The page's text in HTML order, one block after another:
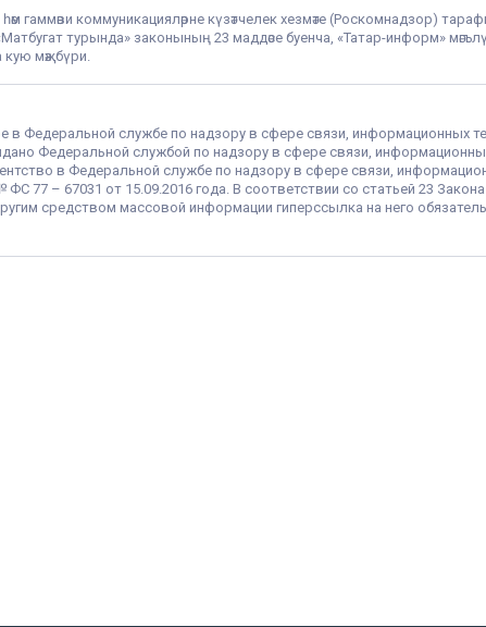
гаммәви коммуникацияләрне күзәтчелек хезмәте (Роскомнадзор)
турында» законының 23 маддәсе буенча, «Татар-информ»
мәҗбүри.
в Федеральной службе по надзору в сфере связи, информационных
Федеральной службой по надзору в сфере связи,
в Федеральной службе по надзору в сфере связи,
77 – 67031 от 15.09.2016 года. В соответствии со статьей 23
средством массовой информации гиперссылка на него